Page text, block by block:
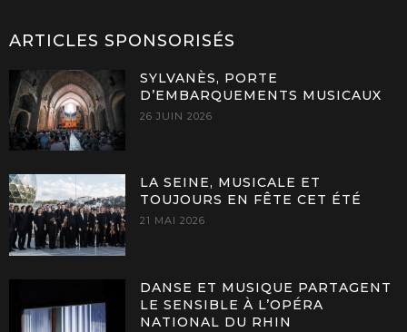
ARTICLES SPONSORISÉS
SYLVANÈS, PORTE
D’EMBARQUEMENTS MUSICAUX
26 JUIN 2026
LA SEINE, MUSICALE ET
TOUJOURS EN FÊTE CET ÉTÉ
21 MAI 2026
DANSE ET MUSIQUE PARTAGENT
LE SENSIBLE À L’OPÉRA
NATIONAL DU RHIN